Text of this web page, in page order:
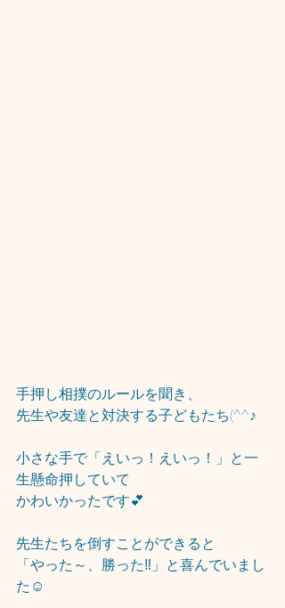
手押し相撲のルールを聞き、
先生や友達と対決する子どもたち(^^♪
小さな手で「えいっ！えいっ！」と一
生懸命押していて
かわいかったです💕
先生たちを倒すことができると
「やった～、勝った‼」と喜んでいまし
た☺